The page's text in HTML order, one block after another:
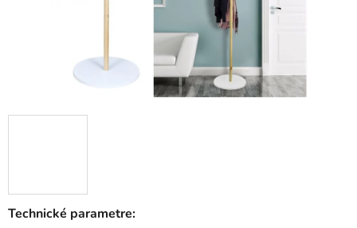
Technické parametre: